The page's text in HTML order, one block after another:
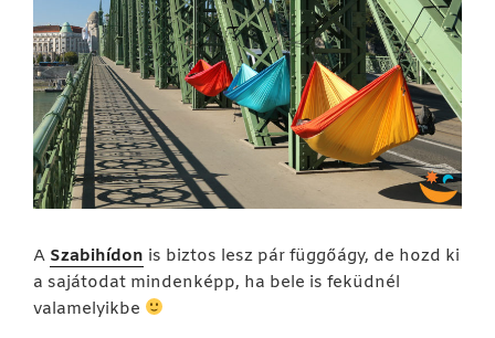
A Szabihídon is biztos lesz pár függőágy, de hozd ki
a sajátodat mindenképp, ha bele is feküdnél
valamelyikbe